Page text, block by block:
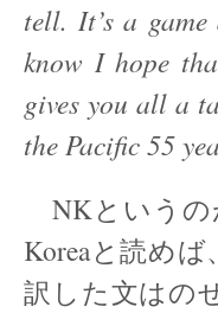
tell. It’s a
know I hope
gives you all a
the Pacific 55
NKというの
Koreaと読め
訳した文はの